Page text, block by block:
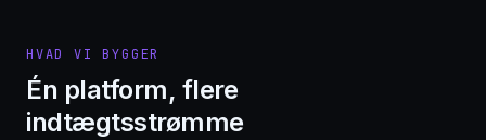
HVAD VI BYGGER
Én platform, flere
indtægtsstrømme